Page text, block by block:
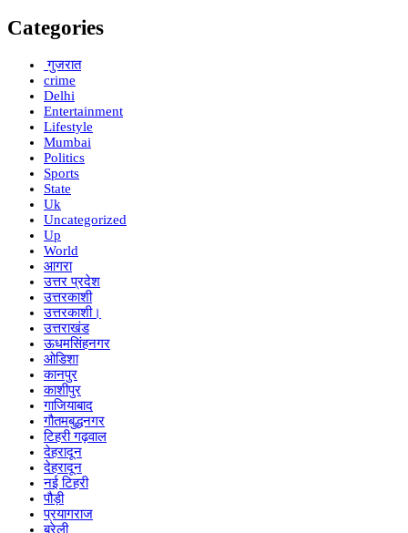
Categories
गुजरात
crime
Delhi
Entertainment
Lifestyle
Mumbai
Politics
Sports
State
Uk
Uncategorized
Up
World
आगरा
उत्तर प्रदेश
उत्तरकाशी
उत्तरकाशी।
उत्तराखंड
ऊधमसिंहनगर
ओडिशा
कानपुर
काशीपुर
गाजियाबाद
गौतमबुद्धनगर
टिहरी गढ़वाल
देहरादून
देहरादून
नई टिहरी
पौड़ी
प्रयागराज
बरेली